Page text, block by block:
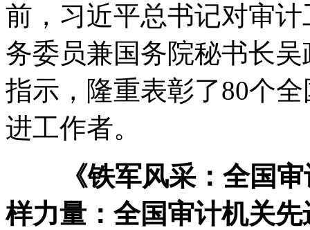
前，习近平总书记对审
务委员兼国务院秘书长
指示，隆重表彰了80个
进工作者。
《铁军风采：全国审
样力量：全国审计机关